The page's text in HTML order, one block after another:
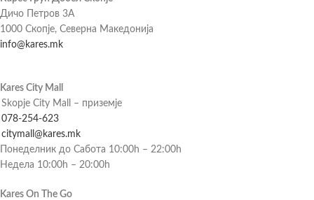
Дичо Петров 3А
1000 Скопје, Северна Македонија
info@kares.mk
Kares City Mall
Skopje City Mall – приземје
078-254-623
citymall@kares.mk
Понеделник до Сабота 10:00h – 22:00h
Недела 10:00h – 20:00h
Kares On The Go